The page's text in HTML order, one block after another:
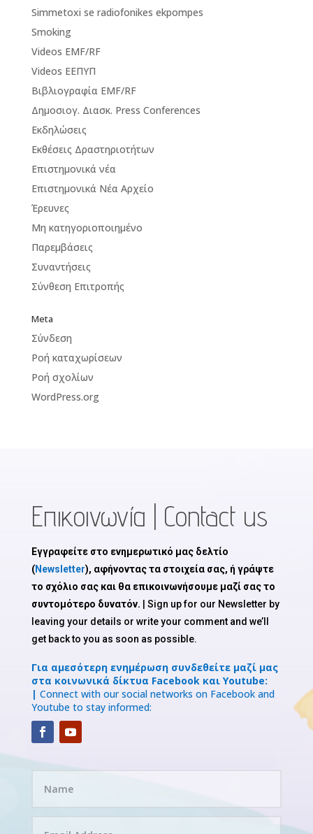
Simmetoxi se radiofonikes ekpompes
Smoking
Videos EMF/RF
Videos ΕΕΠΥΠ
Βιβλιογραφία EMF/RF
Δημοσιογ. Διασκ. Press Conferences
Εκδηλώσεις
Εκθέσεις Δραστηριοτήτων
Επιστημονικά νέα
Επιστημονικά Νέα Αρχείο
Έρευνες
Μη κατηγοριοποιημένο
Παρεμβάσεις
Συναντήσεις
Σύνθεση Επιτροπής
Meta
Σύνδεση
Ροή καταχωρίσεων
Ροή σχολίων
WordPress.org
Επικοινωνία | Contact us
Εγγραφείτε στο ενημερωτικό μας δελτίο
(Newsletter), αφήνοντας τα στοιχεία σας, ή γράψτε
το σχόλιο σας και θα επικοινωνήσουμε μαζί σας το
συντομότερο δυνατόν. | Sign up for our Newsletter by
leaving your details or write your comment and we’ll
get back to you as soon as possible.
Για αμεσότερη ενημέρωση συνδεθείτε μαζί μας
στα κοινωνικά δίκτυα Facebook και Youtube:
| Connect with our social networks on Facebook and
Youtube to stay informed: